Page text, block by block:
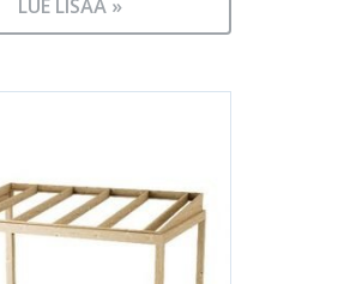
LUE LISÄÄ »